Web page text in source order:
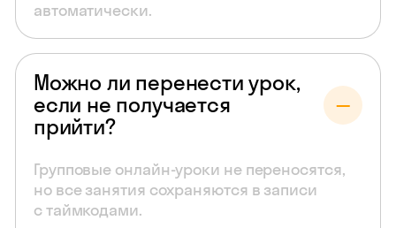
автоматически.
Можно ли перенести урок,
если не получается
прийти?
Групповые онлайн-уроки не переносятся,
но все занятия сохраняются в записи
с таймкодами.